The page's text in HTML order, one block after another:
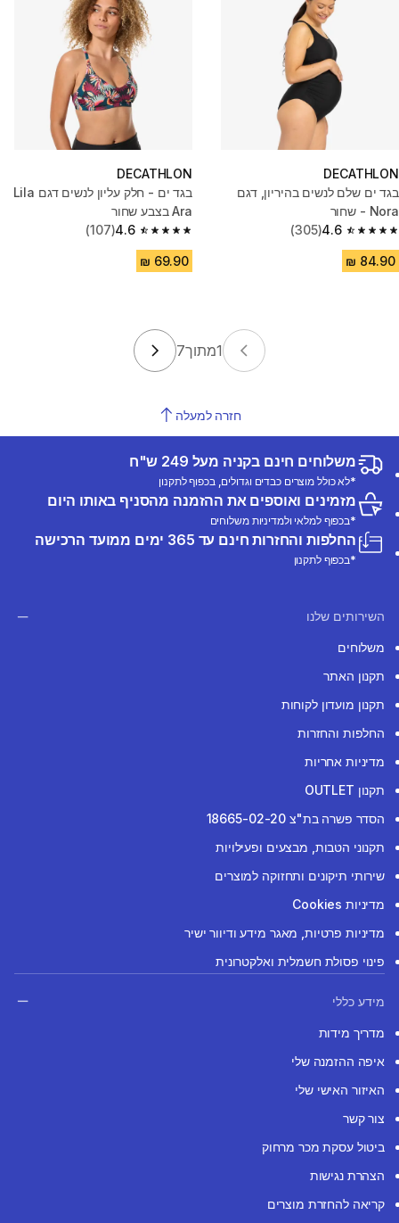
DECATHLON
בגד ים שלם לנשים בהיריון, דגם
Nora - שחור
4.6
4.6 out of 5 stars from 305 reviews
(305)
DECATHLON
בגד ים - חלק עליון לנשים דגם Lila
Ara בצבע שחור
4.6
4.6 out of 5 stars from 107 reviews
(107)
1מתוך7
חזרה למעלה
משלוחים חינם בקניה מעל 249 ש"ח
*לא כולל מוצרים כבדים וגדולים, בכפוף לתקנון
מזמינים ואוספים את ההזמנה מהסניף באותו היום
*בכפוף למלאי ולמדיניות משלוחים
החלפות והחזרות חינם עד 365 ימים ממועד הרכישה
*בכפוף לתקנון
השירותים שלנו
משלוחים
תקנון האתר
תקנון מועדון לקוחות
החלפות והחזרות
מדיניות אחריות
תקנון OUTLET
הסדר פשרה בת"צ 18665-02-20
תקנוני הטבות, מבצעים ופעילויות
שירותי תיקונים ותחזוקה למוצרים
מדיניות Cookies
מדיניות פרטיות, מאגר מידע ודיוור ישיר
פינוי פסולת חשמלית ואלקטרונית
מידע כללי
מדריך מידות
איפה ההזמנה שלי
האיזור האישי שלי
צור קשר
ביטול עסקת מכר מרחוק
הצהרת נגישות
קריאה להחזרת מוצרים